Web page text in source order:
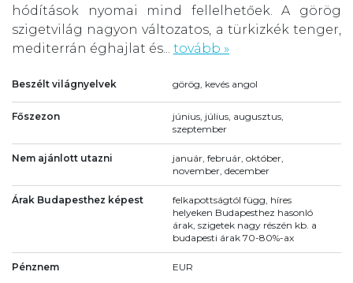
hódítások nyomai mind fellelhetőek. A görög
szigetvilág nagyon változatos, a türkizkék tenger,
mediterrán éghajlat és... tovább »
Beszélt világnyelvek görög, kevés angol
Főszezon
június, július, augusztus,
szeptember
Nem ajánlott utazni
január, február, október,
november, december
Árak Budapesthez képest
felkapottságtól függ, híres
helyeken Budapesthez hasonló
árak, szigetek nagy részén kb. a
budapesti árak 70-80%-ax
Pénznem EUR